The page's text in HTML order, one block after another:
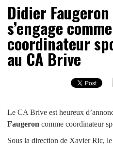
Didier Faugeron
s’engage comme
coordinateur
au CA Brive
Le CA Brive est heureux
Faugeron comme coordinateur
Sous la direction de Xavier Ric,